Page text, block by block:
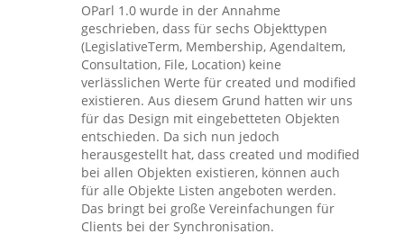
OParl 1.0 wurde in der Annahme
geschrieben, dass für sechs Objekttypen
(LegislativeTerm, Membership, AgendaItem,
Consultation, File, Location) keine
verlässlichen Werte für created und modified
existieren. Aus diesem Grund hatten wir uns
für das Design mit eingebetteten Objekten
entschieden. Da sich nun jedoch
herausgestellt hat, dass created und modified
bei allen Objekten existieren, können auch
für alle Objekte Listen angeboten werden.
Das bringt bei große Vereinfachungen für
Clients bei der Synchronisation.